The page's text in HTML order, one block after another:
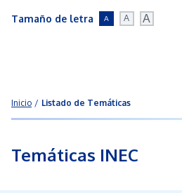
Ir
Tamaño de letra A A A
Navegación
principal
Inicio Listado de Temáticas
Temáticas INEC